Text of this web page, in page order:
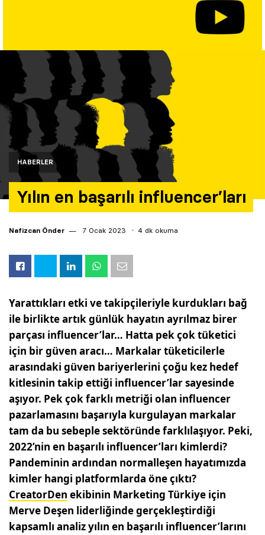
HABERLER
Yılın en başarılı influencer’ları
Nafizcan Önder 7 Ocak 2023 4 dk okuma
Yarattıkları etki ve takipçileriyle kurdukları bağ
ile birlikte artık günlük hayatın ayrılmaz birer
parçası influencer’lar… Hatta pek çok tüketici
için bir güven aracı… Markalar tüketicilerle
arasındaki güven bariyerlerini çoğu kez hedef
kitlesinin takip ettiği influencer’lar sayesinde
aşıyor. Pek çok farklı metriği olan influencer
pazarlamasını başarıyla kurgulayan markalar
tam da bu sebeple sektöründe farklılaşıyor. Peki,
2022’nin en başarılı influencer’ları kimlerdi?
Pandeminin ardından normalleşen hayatımızda
kimler hangi platformlarda öne çıktı?
CreatorDen ekibinin Marketing Türkiye için
Merve Deşen liderliğinde gerçekleştirdiği
kapsamlı analiz yılın en başarılı influencer’larını
Araştırma